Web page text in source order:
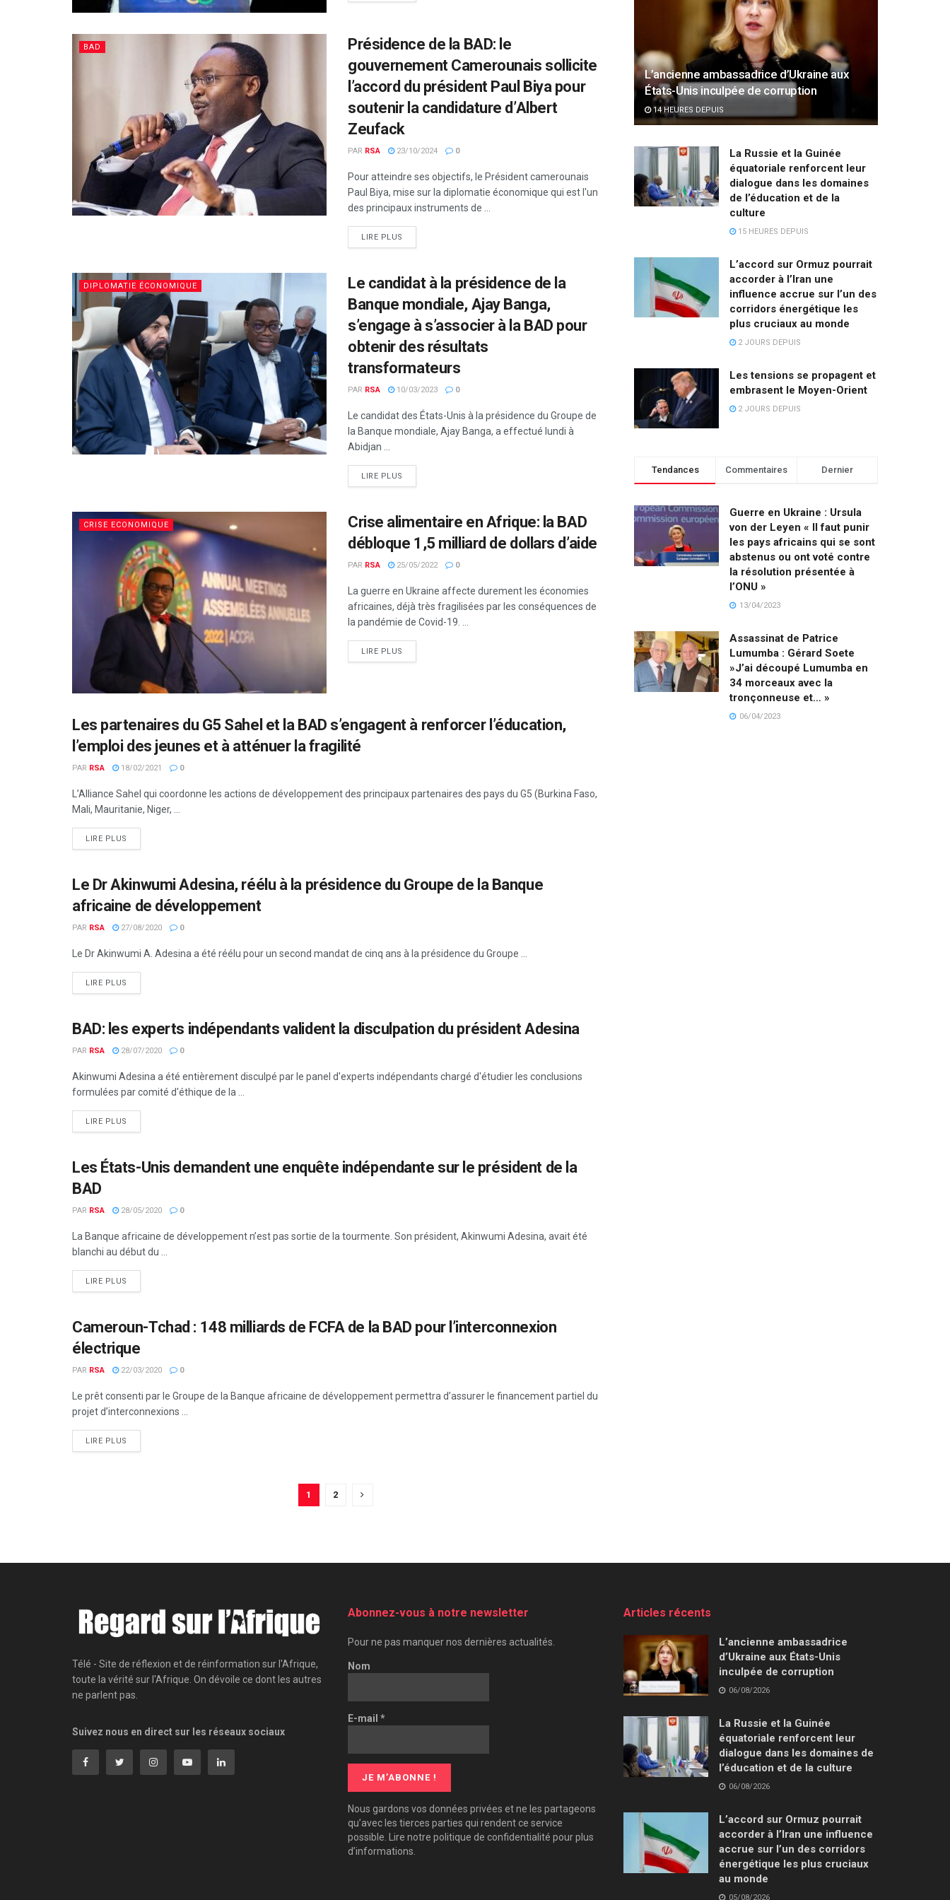
BAD
Présidence de la BAD: le
gouvernement Camerounais sollicite
l’accord du président Paul Biya pour
soutenir la candidature d’Albert
Zeufack
PAR RSA 23/10/2024 0
Pour atteindre ses objectifs, le Président camerounais
Paul Biya, mise sur la diplomatie économique qui est l'un
des principaux instruments de ...
LIRE PLUS
DIPLOMATIE ÉCONOMIQUE
Le candidat à la présidence de la
Banque mondiale, Ajay Banga,
s’engage à s’associer à la BAD pour
obtenir des résultats
transformateurs
PAR RSA 10/03/2023 0
Le candidat des États-Unis à la présidence du Groupe de
la Banque mondiale, Ajay Banga, a effectué lundi à
Abidjan ...
LIRE PLUS
CRISE ECONOMIQUE
Crise alimentaire en Afrique: la BAD
débloque 1,5 milliard de dollars d’aide
PAR RSA 25/05/2022 0
La guerre en Ukraine affecte durement les économies
africaines, déjà très fragilisées par les conséquences de
la pandémie de Covid-19. ...
LIRE PLUS
FINANCES PUBLIQUES
Les partenaires du G5 Sahel et la BAD s’engagent à renforcer l’éducation,
l’emploi des jeunes et à atténuer la fragilité
PAR RSA 18/02/2021 0
L’Alliance Sahel qui coordonne les actions de développement des principaux partenaires des pays du G5 (Burkina Faso,
Mali, Mauritanie, Niger, ...
LIRE PLUS
BANQUE
Le Dr Akinwumi Adesina, réélu à la présidence du Groupe de la Banque
africaine de développement
PAR RSA 27/08/2020 0
Le Dr Akinwumi A. Adesina a été réélu pour un second mandat de cinq ans à la présidence du Groupe ...
LIRE PLUS
ECONOMIE & FINANCES
BAD: les experts indépendants valident la disculpation du président Adesina
PAR RSA 28/07/2020 0
Akinwumi Adesina a été entièrement disculpé par le panel d'experts indépendants chargé d'étudier les conclusions
formulées par comité d'éthique de la ...
LIRE PLUS
BAD
Les États-Unis demandent une enquête indépendante sur le président de la
BAD
PAR RSA 28/05/2020 0
La Banque africaine de développement n’est pas sortie de la tourmente. Son président, Akinwumi Adesina, avait été
blanchi au début du ...
LIRE PLUS
CAMEROUN
Cameroun-Tchad : 148 milliards de FCFA de la BAD pour l’interconnexion
électrique
PAR RSA 22/03/2020 0
Le prêt consenti par le Groupe de la Banque africaine de développement permettra d’assurer le financement partiel du
projet d’interconnexions ...
LIRE PLUS
1 2
L’ancienne ambassadrice d’Ukraine aux
États-Unis inculpée de corruption
14 HEURES DEPUIS
La Russie et la Guinée
équatoriale renforcent leur
dialogue dans les domaines
de l’éducation et de la
culture
15 HEURES DEPUIS
L’accord sur Ormuz pourrait
accorder à l’Iran une
influence accrue sur l’un des
corridors énergétique les
plus cruciaux au monde
2 JOURS DEPUIS
Les tensions se propagent et
embrasent le Moyen-Orient
2 JOURS DEPUIS
Tendances Commentaires Dernier
Guerre en Ukraine : Ursula
von der Leyen « Il faut punir
les pays africains qui se sont
abstenus ou ont voté contre
la résolution présentée à
l’ONU »
13/04/2023
Assassinat de Patrice
Lumumba : Gérard Soete
»J’ai découpé Lumumba en
34 morceaux avec la
tronçonneuse et… »
06/04/2023
Télé - Site de réflexion et de réinformation sur l'Afrique,
toute la vérité sur l'Afrique. On dévoile ce dont les autres
ne parlent pas.
Suivez nous en direct sur les réseaux sociaux
Abonnez-vous à notre newsletter
Pour ne pas manquer nos dernières actualités.
Nom
E-mail *
Nous gardons vos données privées et ne les partageons
qu’avec les tierces parties qui rendent ce service
possible. Lire notre politique de confidentialité pour plus
d’informations.
Articles récents
L’ancienne ambassadrice
d’Ukraine aux États-Unis
inculpée de corruption
06/08/2026
La Russie et la Guinée
équatoriale renforcent leur
dialogue dans les domaines de
l’éducation et de la culture
06/08/2026
L’accord sur Ormuz pourrait
accorder à l’Iran une influence
accrue sur l’un des corridors
énergétique les plus cruciaux
au monde
05/08/2026